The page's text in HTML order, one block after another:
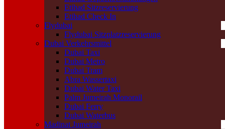
Etihad Sitzreservierung
Etihad Check In
Flydubai
Flydubai Sitzplatzreservierung
Dubai Verkehrsmittel
Dubai Taxi
Dubai Metro
Dubai Tram
Abra Wassertaxi
Dubai Water Taxi
Palm Jumeirah Monorail
Dubai Ferry
Dubai Waterbus
Madinat Jumeirah